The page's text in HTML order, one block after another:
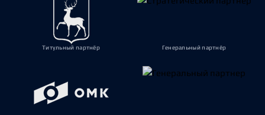
Титульный партнёр Генеральный партнёр